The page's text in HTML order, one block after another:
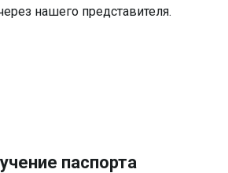
нашего представителя.
паспорта